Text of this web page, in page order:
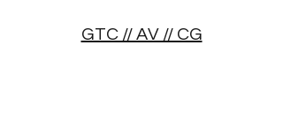
GTC // AV // CG